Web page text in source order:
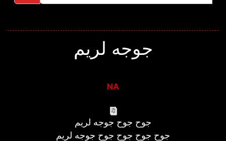
جوجه لریم
NA
جوح جوح جوجه لریم
جوح جوح جوح جوح جوجه لریم